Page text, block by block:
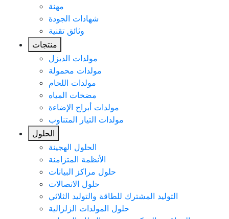
مهنة
شهادات الجودة
وثائق تقنية
منتجات
مولدات الديزل
مولدات محمولة
مولدات اللحام
مضخات المياه
مولدات أبراج الإضاءة
مولدات التيار المتناوب
الحلول
الحلول الهجينة
الأنظمة المتزامنة
حلول مراكز البيانات
حلول الاتصالات
التوليد المشترك للطاقة والتوليد الثلاثي
حلول المولدات الزلزالية